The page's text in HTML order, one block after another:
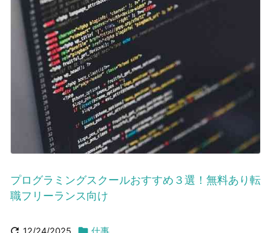
プログラミングスクールおすすめ３選！無料あり転
職フリーランス向け
 